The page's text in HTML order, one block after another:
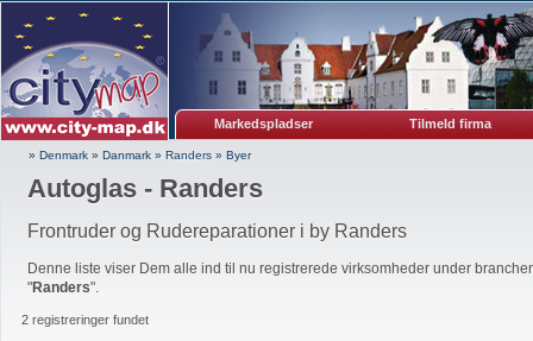
Markedspladser Tilmeld firma
» Denmark » Danmark » Randers » Byer
Autoglas - Randers
Frontruder og Rudereparationer i by Randers
Denne liste viser Dem alle ind til nu registrerede virksomheder under
"Randers".
2 registreringer fundet